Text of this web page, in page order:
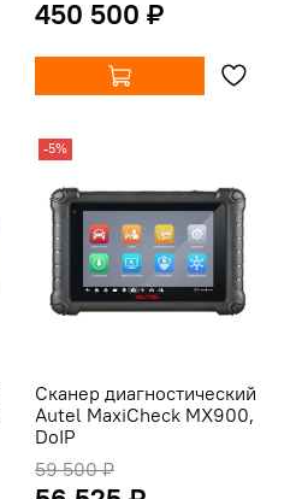
450 500 ₽
-5%
Сканер диагностический
Autel MaxiCheck MX900,
DoIP
59 500 ₽